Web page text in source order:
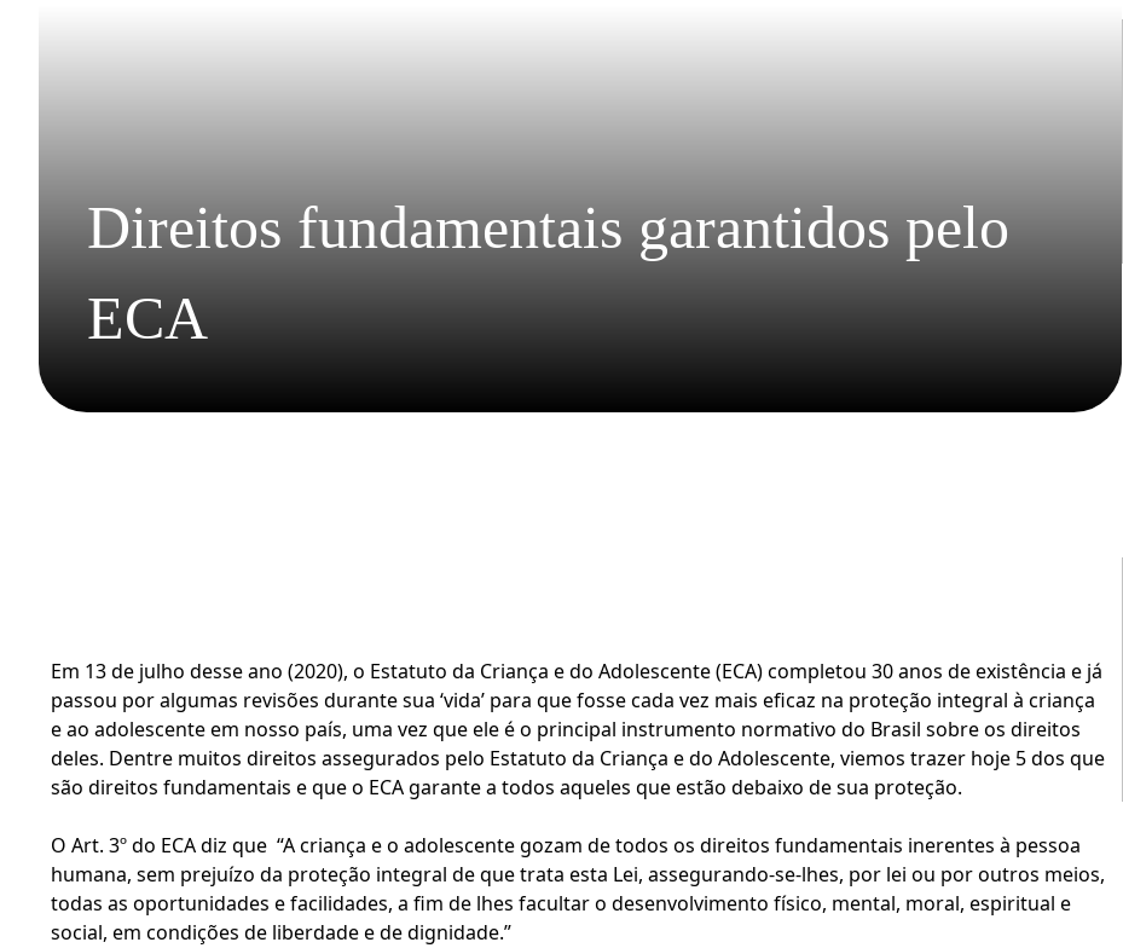
Direitos fundamentais garantidos pelo
ECA
Em 13 de julho desse ano (2020), o Estatuto da Criança e do Adolescente (ECA) completou 30 anos de existência e já
passou por algumas revisões durante sua ‘vida’ para que fosse cada vez mais eficaz na proteção integral à criança
e ao adolescente em nosso país, uma vez que ele é o principal instrumento normativo do Brasil sobre os direitos
deles. Dentre muitos direitos assegurados pelo Estatuto da Criança e do Adolescente, viemos trazer hoje 5 dos que
são direitos fundamentais e que o ECA garante a todos aqueles que estão debaixo de sua proteção.
O Art. 3º do ECA diz que  “A criança e o adolescente gozam de todos os direitos fundamentais inerentes à pessoa
humana, sem prejuízo da proteção integral de que trata esta Lei, assegurando-se-lhes, por lei ou por outros meios,
todas as oportunidades e facilidades, a fim de lhes facultar o desenvolvimento físico, mental, moral, espiritual e
social, em condições de liberdade e de dignidade.”
com o Selo Doar conceito A em
2026
Jogador piauiense Roberto